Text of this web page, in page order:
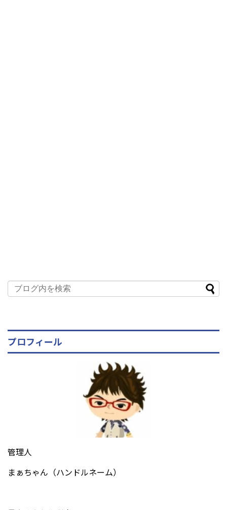
プロフィール
管理人
まぁちゃん（ハンドルネーム）